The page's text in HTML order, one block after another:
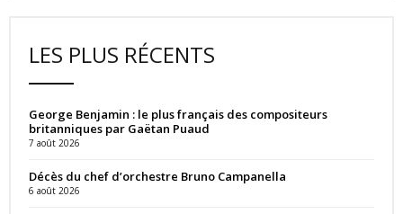
LES PLUS RÉCENTS
George Benjamin : le plus français des compositeurs
britanniques par Gaëtan Puaud
7 août 2026
Décès du chef d’orchestre Bruno Campanella
6 août 2026